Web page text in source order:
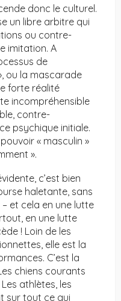
donc le culturel.
un libre arbitre qui
ou contre-
imitation. A
de
ou la mascarade
forte réalité
incompréhensible
contre-
psychique initiale.
« masculin »
».
c’est bien
haletante, sans
et cela en une lutte
en une lutte
! Loin de les
elle est la
C’est la
chiens courants
athlètes, les
sur tout ce qui